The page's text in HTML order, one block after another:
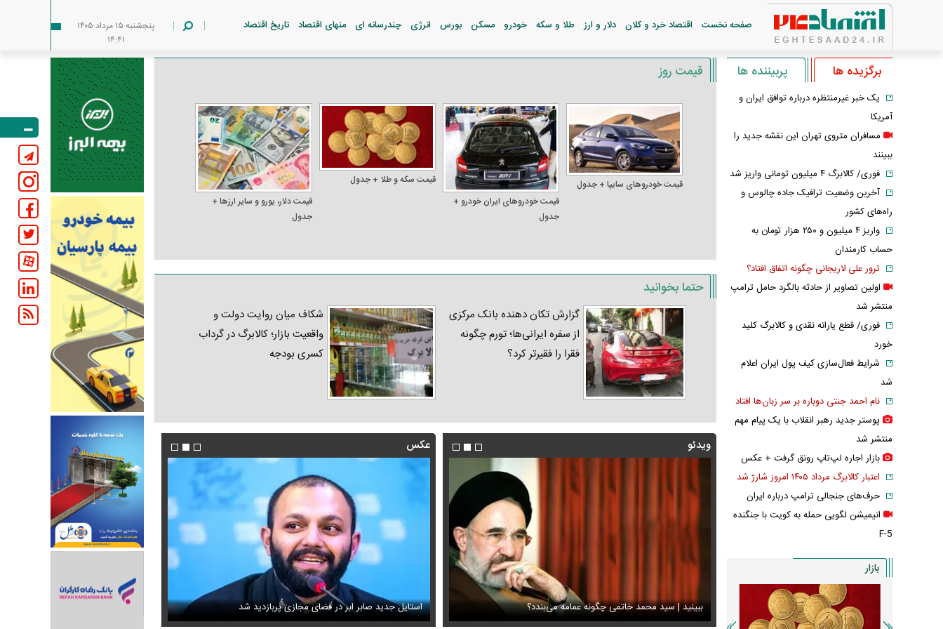
صفحه نخست اقتصاد خرد و کلان دلار و ارز طلا و سکه خودرو مسکن بورس انرژی چندرسانه ای منهای اقتصاد تاریخ اقتصاد
پنجشنبه ۱۵ مرداد ۱۴۰۵
۱۴:۴۱
قیمت روز
قیمت خودرو‌های سایپا + جدول
قیمت خودرو‌های ایران خودرو +
جدول
قیمت سکه و طلا + جدول
قیمت دلار، یورو و سایر ارز‌ها +
جدول
حتما بخوانید
گزارش تکان‌ دهنده بانک مرکزی
از سفره ایرانی‌ها؛ تورم چگونه
فقرا را فقیرتر کرد؟
شکاف میان روایت دولت و
واقعیت بازار؛ کالابرگ در گرداب
کسری بودجه
ویدئو
جدید متروی تهران شما را به تمام جاهای دیدنی شهر
ببینید | سید محمد خاتمی چگونه عمامه می‌بندد؟ اولین تصاویر از حادثه بالگرد حامل ترامپ منتشر شد
این نقشه جدید متروی تهران شما را به تمام
می‌رساند + ویدئو
عکس
تاریخی ثریا اسفندیاری در کاخ گلستان ۷۵ سال پیش سانسور عجیب تلویزیون همه را متعجب کرد استایل جدید صابر ابر در فضای مجازی پربازدید شد عکس تاریخی ثریا اسفندیاری در کاخ گلستان ۷۵ سال
برگزیده ها پربیننده ها
یک خبر غیرمنتظره درباره توافق ایران و
آمریکا
مسافران متروی تهران این نقشه جدید را
ببینند
فوری/ کالابرگ ۴ میلیون تومانی واریز شد
آخرین وضعیت ترافیک جاده چالوس و
راه‌های کشور
واریز ۴ میلیون و ۲۵۰ هزار تومان به
حساب کارمندان
ترور علی لاریجانی چگونه اتفاق افتاد؟
اولین تصاویر از حادثه بالگرد حامل ترامپ
منتشر شد
فوری/ قطع یارانه نقدی و کالابرگ کلید
خورد
شرایط فعال‌سازی کیف پول ایران اعلام
شد
نام احمد جنتی دوباره بر سر زبان‌ها افتاد
پوستر جدید رهبر انقلاب با یک پیام مهم
منتشر شد
بازار اجاره لپ‌تاپ رونق گرفت + عکس
اعتبار کالابرگ مرداد ۱۴۰۵ امروز شارژ شد
حرف‌های جنجالی ترامپ درباره ایران
انیمیشن لگویی حمله به کویت با جنگنده
F-5
بازار